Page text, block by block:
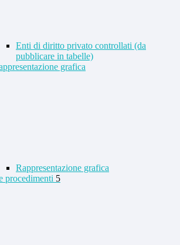
Enti di diritto privato controllati (da
pubblicare in tabelle)
grafica
Rappresentazione grafica
procedimenti 5